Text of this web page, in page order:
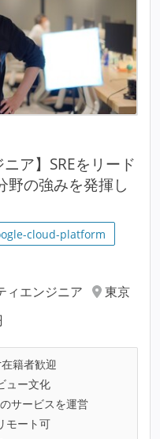
ニア】SREをリード
野の強みを発揮し
cloud-platform
ィエンジニア
東京
籍者歓迎
ュー文化
サービスを運営
モート可